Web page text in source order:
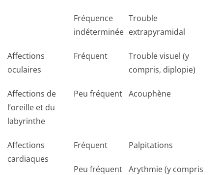
Fréquence
indéterminée
Trouble
extrapyramidal
Affections
oculaires
Fréquent
Trouble visuel (y
compris, diplopie)
Affections de
l’oreille et du
labyrinthe
Peu fréquent Acouphène
Affections
cardiaques
Fréquent Palpitations
Peu fréquent Arythmie (y compris